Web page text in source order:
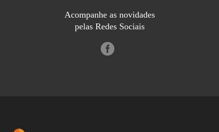
Acompanhe as novidades
pelas Redes Sociais